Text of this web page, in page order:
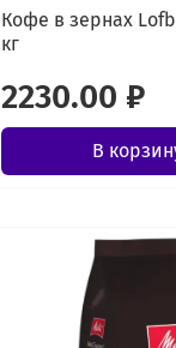
Кофе в зернах
кг
2230.00 ₽
В